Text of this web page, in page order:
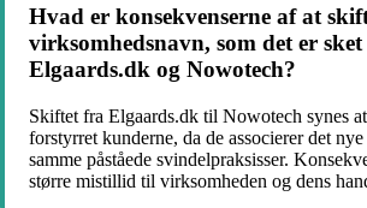
Hvad er konsekvenserne af at
virksomhedsnavn, som det er sket
Elgaards.dk og Nowotech?
Skiftet fra Elgaards.dk til Nowotech synes
forstyrret kunderne, da de associerer det
samme påståede svindelpraksisser.
større mistillid til virksomheden og dens